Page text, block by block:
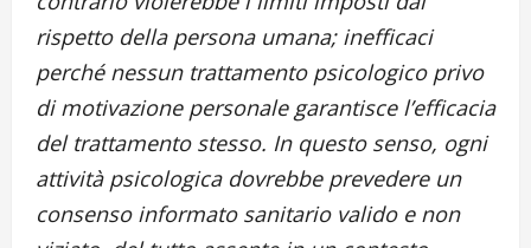
rispetto della persona umana; inefficaci
perché nessun trattamento psicologico privo
di motivazione personale garantisce l’efficacia
del trattamento stesso. In questo senso, ogni
attività psicologica dovrebbe prevedere un
consenso informato sanitario valido e non